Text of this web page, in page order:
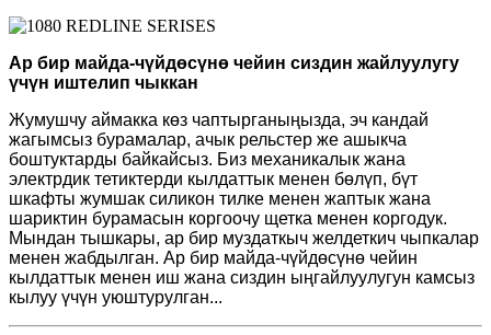
Ар бир майда-чүйдөсүнө чейин сиздин жайлуулугу
үчүн иштелип чыккан
Жумушчу аймакка көз чаптырганыңызда, эч кандай
жагымсыз бурамалар, ачык рельстер же ашыкча
боштуктарды байкайсыз. Биз механикалык жана
электрдик тетиктерди кылдаттык менен бөлүп, бүт
шкафты жумшак силикон тилке менен жаптык жана
шариктин бурамасын коргоочу щетка менен коргодук.
Мындан тышкары, ар бир муздаткыч желдеткич чыпкалар
менен жабдылган. Ар бир майда-чүйдөсүнө чейин
кылдаттык менен иш жана сиздин ыңгайлуулугун камсыз
кылуу үчүн уюштурулган...